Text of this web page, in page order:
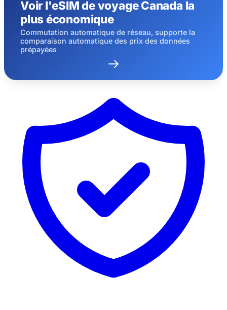
Voir l'eSIM de voyage Canada la
plus économique
Commutation automatique de réseau, supporte la
comparaison automatique des prix des données
prépayées
clients
Réclamé aujourd’hui